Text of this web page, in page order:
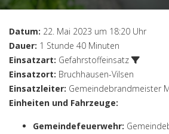
Datum: 22. Mai 2023 um 18:20 Uhr
Dauer: 1 Stunde 40 Minuten
Einsatzart: Gefahrstoffeinsatz
Einsatzort: Bruchhausen-Vilsen
Einsatzleiter: Gemeindebrandmeister
Einheiten und Fahrzeuge:
Gemeindefeuerwehr: